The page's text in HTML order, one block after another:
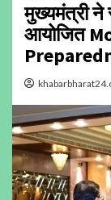
मुख्यमंत्री ने
आयोजित